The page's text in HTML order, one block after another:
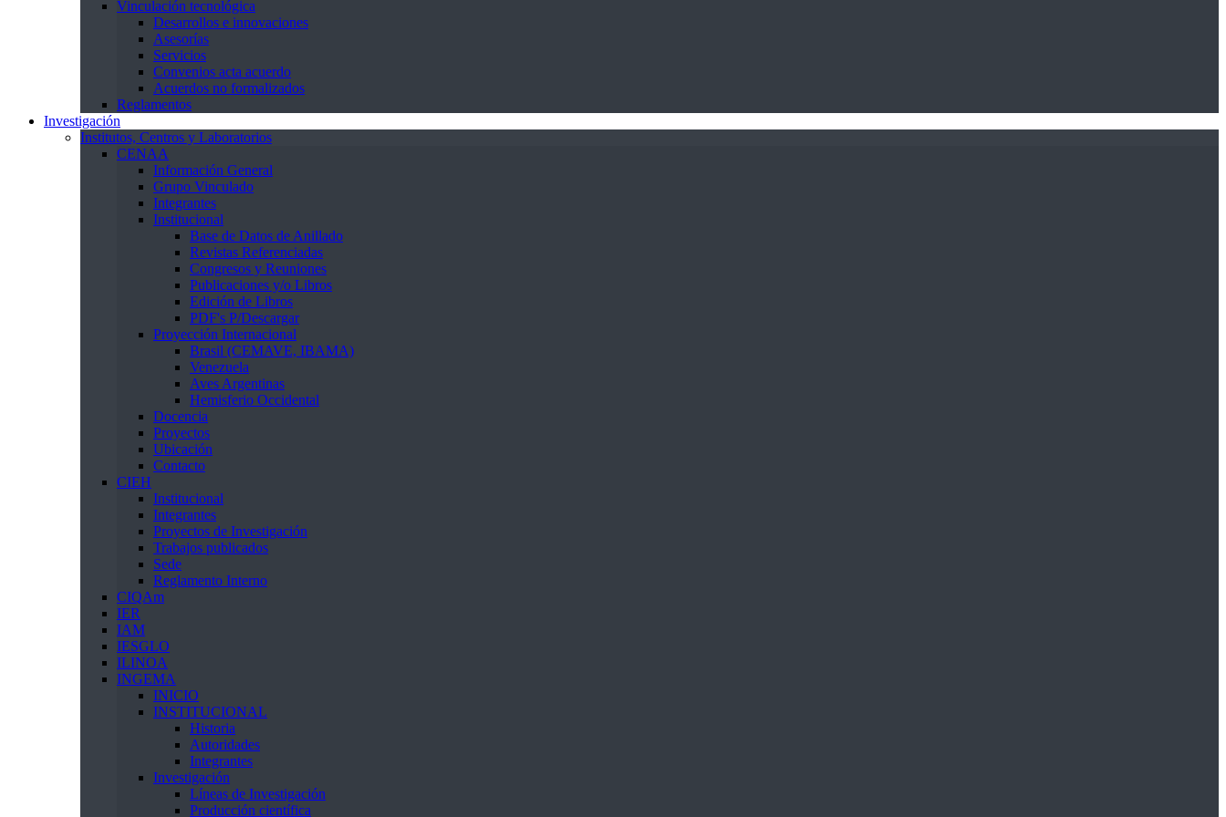
Vinculación tecnológica
Desarrollos e innovaciones
Asesorías
Servicios
Convenios acta acuerdo
Acuerdos no formalizados
Reglamentos
Investigación
Institutos, Centros y Laboratorios
CENAA
Información General
Grupo Vinculado
Integrantes
Institucional
Base de Datos de Anillado
Revistas Referenciadas
Congresos y Reuniones
Publicaciones y/o Libros
Edición de Libros
PDF's P/Descargar
Proyección Internacional
Brasil (CEMAVE, IBAMA)
Venezuela
Aves Argentinas
Hemisferio Occidental
Docencia
Proyectos
Ubicación
Contacto
CIEH
Institucional
Integrantes
Proyectos de Investigación
Trabajos publicados
Sede
Reglamento Interno
CIQAm
IER
IAM
IESGLO
ILINOA
INGEMA
INICIO
INSTITUCIONAL
Historia
Autoridades
Integrantes
Investigación
Líneas de Investigación
Producción científica